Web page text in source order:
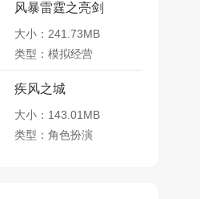
风暴雷霆之亮剑
大小：241.73MB
类型：模拟经营
疾风之城
大小：143.01MB
类型：角色扮演